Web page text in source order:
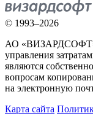
© 1993–2026
АО «ВИЗАРДСОФТ»
управления
являются
вопросам
на электронную
Карта сайта